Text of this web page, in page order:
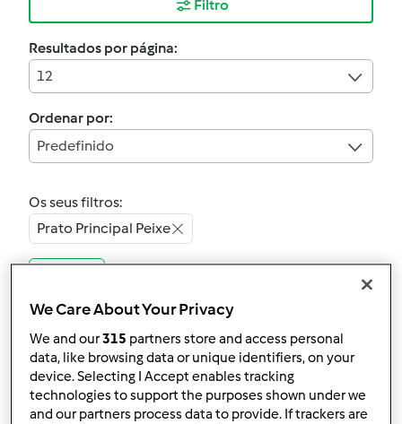
Filtro
Resultados por página:
12
Ordenar por:
Predefinido
Os seus filtros:
Prato Principal Peixe
O meu bacalhau
espiritual
por
We Care About Your Privacy
We and our315 partners store and access personal
data, like browsing data or unique identifiers, on your
device. Selecting I Accept enables tracking
technologies to support the purposes shown under we
and our partners process data to provide. If trackers are